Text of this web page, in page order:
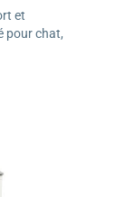
et
pour chat,